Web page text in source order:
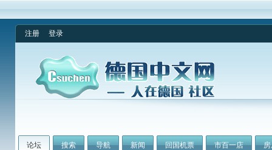
注册 登录
论坛 搜索 导航 新闻 回国机票 市百一店